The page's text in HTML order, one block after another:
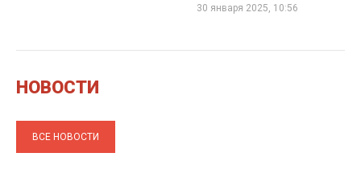
30 января 2025, 10:56
НОВОСТИ
ВСЕ НОВОСТИ